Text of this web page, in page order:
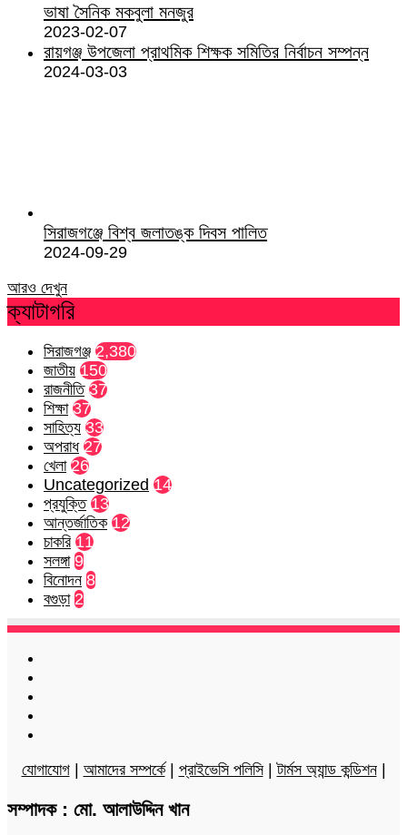
ভাষা সৈনিক মকবুলা মনজুর
2023-02-07
রায়গঞ্জ উপজেলা প্রাথমিক শিক্ষক সমিতির নির্বাচন সম্পন্ন
2024-03-03
সিরাজগঞ্জে বিশ্ব জলাতঙ্ক দিবস পালিত
2024-09-29
আরও দেখুন
ক্যাটাগরি
সিরাজগঞ্জ 2,380
জাতীয় 150
রাজনীতি 37
শিক্ষা 37
সাহিত্য 33
অপরাধ 27
খেলা 26
Uncategorized 14
প্রযুক্তি 13
আন্তর্জাতিক 12
চাকরি 11
সলঙ্গা 9
বিনোদন 8
বগুড়া 2
যোগাযোগ| আমাদের সম্পর্কে| প্রাইভেসি পলিসি|টার্মস অ্যান্ড কন্ডিশন|
সম্পাদক : মো. আলাউদ্দিন খান